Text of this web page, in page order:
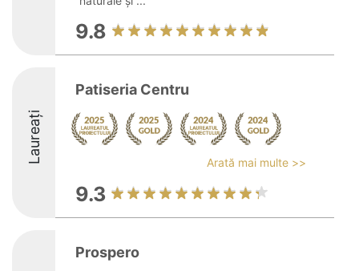
9.8
Laureați
Patiseria Centru
Arată mai multe >>
9.3
Prospero